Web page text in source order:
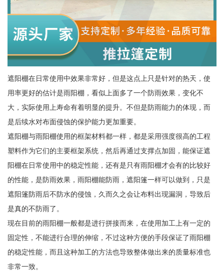
遮阳棚在日常使用中效果非常好，但是这点上只是针对的热天，使
用率更好的估计是雨阳棚，看似上面多了一个防雨效果，变化不
大，实际使用上寿命有着明显的提升。不但是防雨能力的体现，而
是后续水对布面侵蚀的保护能力更加重要。
遮阳棚与雨阳棚使用的框架材料都一样，都是采用强度很高的工程
塑料作为它们的主要框架系统，然后再通过支撑点加固，能保证遮
阳棚在日常使用中的稳定性能，还有是只有雨阳棚才会有的比较好
的性能，是防雨效果，雨阳棚能防雨，遮阳篷一样可以做到，只是
遮阳篷防雨后不防水的侵蚀，久而久之会让布料出现漏洞，导致后
是真的不防雨了。
现在目前的雨阳棚一般都是进行拼接而来，在使用加工上有一定的
固定性，不能进行合理的伸缩，不过这种方便的手段保证了雨阳棚
的稳定性能，而且这种加工的方法也导致整体做出来的质量标准也
非常一致。